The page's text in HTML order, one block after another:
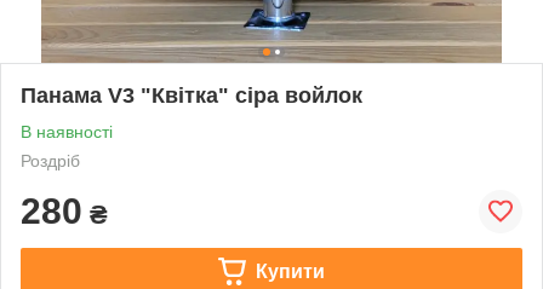
Панама V3 "Квітка" сіра войлок
В наявності
Роздріб
280 ₴
Купити